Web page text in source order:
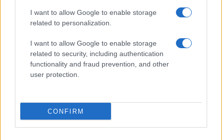
I want to allow Google to enable storage
related to personalization.
I want to allow Google to enable storage
related to security, including authentication
functionality and fraud prevention, and other
user protection.
CONFIRM
Martina Agostina Diturco
I nostri cari
I nostri cari